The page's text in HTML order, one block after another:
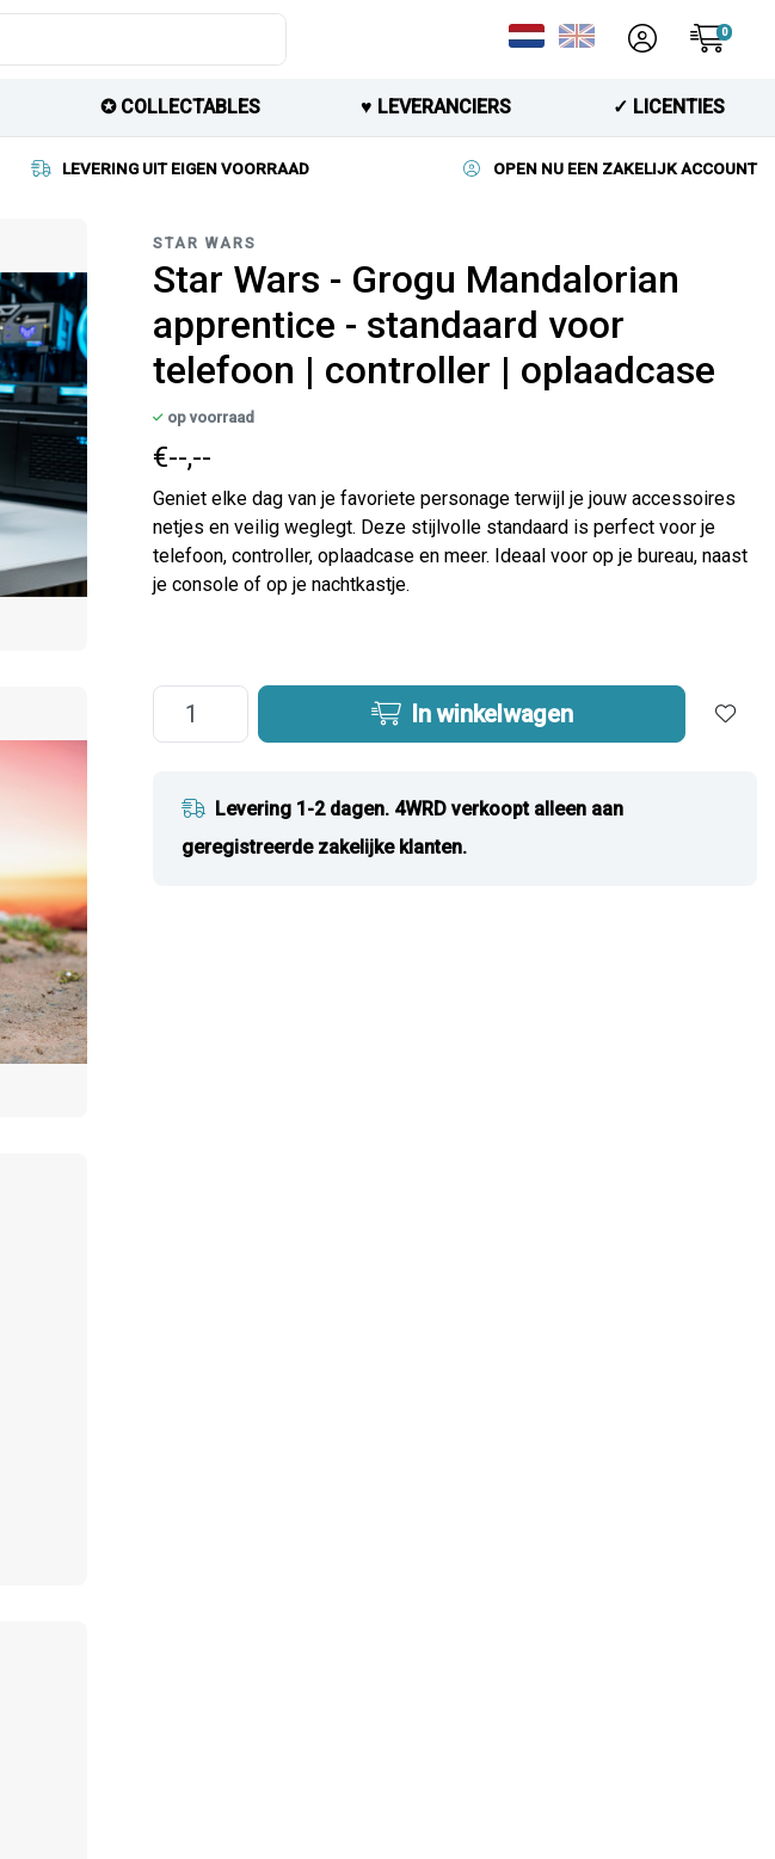
0
✪ COLLECTABLES ♥︎ LEVERANCIERS ✓ LICENTIES
LEVERING UIT EIGEN VOORRAAD OPEN NU EEN ZAKELIJK ACCOUNT
STAR WARS
Star Wars - Grogu Mandalorian
apprentice - standaard voor
telefoon | controller | oplaadcase
op voorraad
€--,--
Geniet elke dag van je favoriete personage terwijl je jouw accessoires
netjes en veilig weglegt. Deze stijlvolle standaard is perfect voor je
telefoon, controller, oplaadcase en meer. Ideaal voor op je bureau, naast
je console of op je nachtkastje.
In winkelwagen
Levering 1-2 dagen. 4WRD verkoopt alleen aan
geregistreerde zakelijke klanten.